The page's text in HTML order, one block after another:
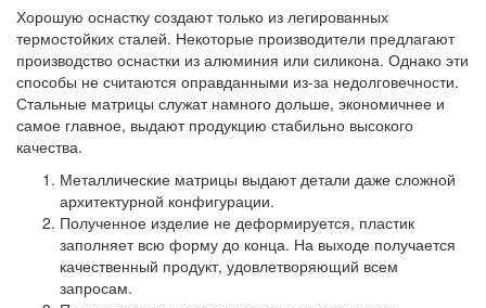
Хорошую оснастку создают только из легированных
термостойких сталей. Некоторые производители предлагают
производство оснастки из алюминия или силикона. Однако эти
способы не считаются оправданными из-за недолговечности.
Стальные матрицы служат намного дольше, экономичнее и
самое главное, выдают продукцию стабильно высокого
качества.
Металлические матрицы выдают детали даже сложной
архитектурной конфигурации.
Полученное изделие не деформируется, пластик
заполняет всю форму до конца. На выходе получается
качественный продукт, удовлетворяющий всем
запросам.